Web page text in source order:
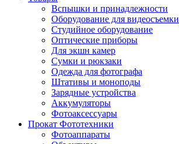
Вспышки и принадлежности
Оборудование для видеосъемки
Студийное оборудование
Оптические приборы
Для экшн камер
Сумки и рюкзаки
Одежда для фотографа
Штативы и моноподы
Зарядные устройства
Аккумуляторы
Фотоаксессуары
Прокат Фототехники
Фотоаппараты